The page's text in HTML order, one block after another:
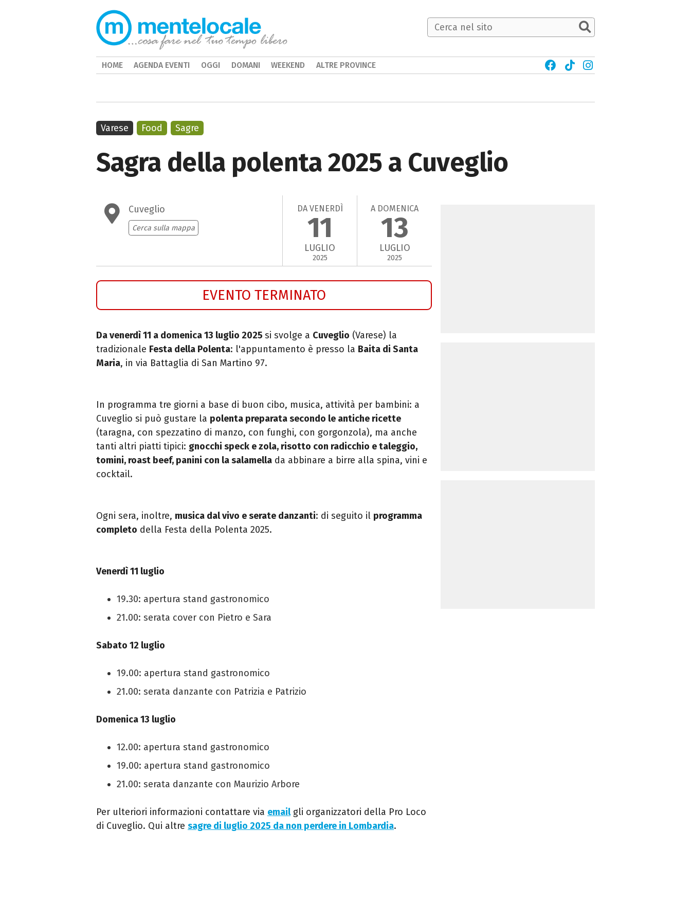
Sagra della polenta 2025 a Cuveglio
Cuveglio
Cerca sulla mappa
DA VENERDÌ
11
LUGLIO
2025
A DOMENICA
13
LUGLIO
2025
EVENTO TERMINATO
Da venerdì 11 a domenica 13 luglio 2025 si svolge a Cuveglio (Varese) la
tradizionale Festa della Polenta: l'appuntamento è presso la Baita di Santa
Maria, in via Battaglia di San Martino 97.
In programma tre giorni a base di buon cibo, musica, attività per bambini: a
Cuveglio si può gustare la polenta preparata secondo le antiche ricette
(taragna, con spezzatino di manzo, con funghi, con gorgonzola), ma anche
tanti altri piatti tipici: gnocchi speck e zola, risotto con radicchio e taleggio,
tomini, roast beef, panini con la salamella da abbinare a birre alla spina, vini e
cocktail.
Ogni sera, inoltre, musica dal vivo e serate danzanti: di seguito il programma
completo della Festa della Polenta 2025.
Venerdì 11 luglio
19.30: apertura stand gastronomico
21.00: serata cover con Pietro e Sara
Sabato 12 luglio
19.00: apertura stand gastronomico
21.00: serata danzante con Patrizia e Patrizio
Domenica 13 luglio
12.00: apertura stand gastronomico
19.00: apertura stand gastronomico
21.00: serata danzante con Maurizio Arbore
Per ulteriori informazioni contattare via emailgli organizzatori della Pro Loco
di Cuveglio. Qui altre sagre di luglio 2025 da non perdere in Lombardia.
Varese Food Sagre
HOME AGENDA EVENTI OGGI DOMANI WEEKEND ALTRE PROVINCE